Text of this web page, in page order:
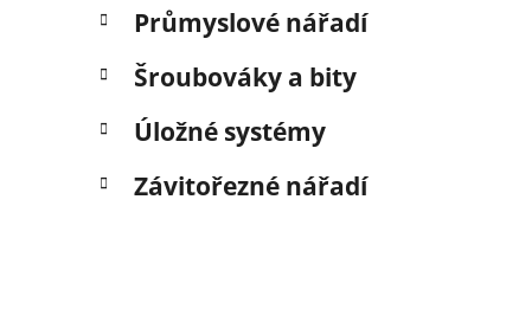
Průmyslové nářadí
Šroubováky a bity
Úložné systémy
Závitořezné nářadí